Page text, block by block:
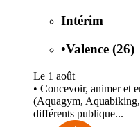
Intérim
•Valence (26)
Le 1 août
• Concevoir, animer et
(Aquagym,
différents publique...